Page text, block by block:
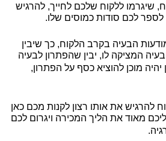
שיגרמו ללקוח שלכם לחייך, להרגיש
לספר לכם סודות כמוסים שלו.
הבעיה בקרב הלקוח, כך שיבין
המציקה לו, יבין שהפתרון לבעיה
יהיה מוכן להוציא כסף על הפתרון,
להרגיש את אותו רצון לקנות מכם כאן
מאוד את הליך המכירה ויגרום לכם